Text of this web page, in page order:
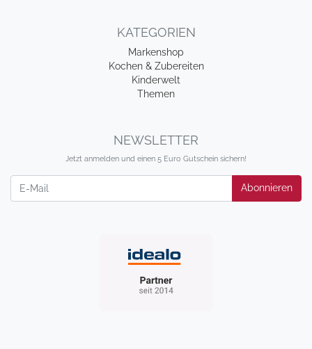
KATEGORIEN
Markenshop
Kochen & Zubereiten
Kinderwelt
Themen
NEWSLETTER
Jetzt anmelden und einen 5 Euro Gutschein sichern!
Abonnieren